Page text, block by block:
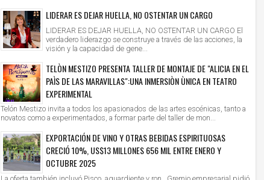
LIDERAR ES DEJAR HUELLA, NO OSTENTAR UN CARGO
LIDERAR ES DEJAR HUELLA, NO OSTENTAR UN CARGO El
verdadero liderazgo se construye a través de las acciones, la
visión y la capacidad de gene...
TELÒN MESTIZO PRESENTA TALLER DE MONTAJE DE "ALICIA EN EL
PAÌS DE LAS MARAVILLAS":UNA INMERSIÒN ÙNICA EN TEATRO
EXPERIMENTAL
Telón Mestizo invita a todos los apasionados de las artes escénicas, tanto a
novatos como a experimentados, a formar parte del taller de mon...
EXPORTACIÓN DE VINO Y OTRAS BEBIDAS ESPIRITUOSAS
CRECIÓ 10%, US$13 MILLONES 656 MIL ENTRE ENERO Y
OCTUBRE 2025